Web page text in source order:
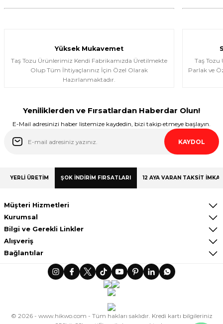
Halema Elyasen | 19/01/2026
Yüksek Mukavemet
Taş Tozu Ürünlerimiz Kendi Fabrikamızda Üretilmekte
Olup Tüm İhtiyaçlarınız İçin Özel Olarak
Hazırlanmaktadır.
Taş
Parlak ve
Yeniliklerden ve Fırsatlardan Haberdar Olun!
E-Mail adresinizi haber listemize kaydedin, bizi takip etmeye başlayın.
KAYDOL
YERLİ ÜRETİM ŞOK İNDİRİM FIRSATLARI 12 AYA VARAN TAKSİT
Müşteri Hizmetleri
Kurumsal
Bilgi ve Gerekli Linkler
Alışveriş
Bağlantılar
© 2026 - www.hikwo.com - Tüm hakları saklıdır. Kredi kartı bilgileriniz